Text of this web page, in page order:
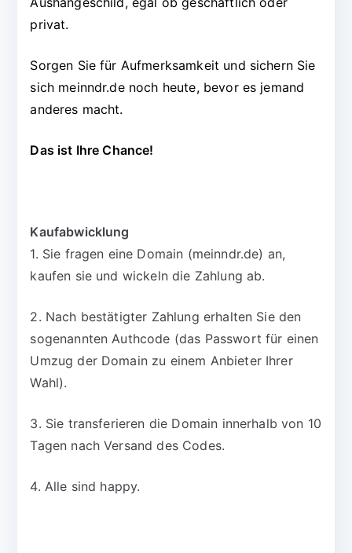
privat.
Sorgen Sie für Aufmerksamkeit und sichern Sie
sich meinndr.de noch heute, bevor es jemand
anderes macht.
Das ist Ihre Chance!
Kaufabwicklung
1. Sie fragen eine Domain (meinndr.de) an,
kaufen sie und wickeln die Zahlung ab.
2. Nach bestätigter Zahlung erhalten Sie den
sogenannten Authcode (das Passwort für einen
Umzug der Domain zu einem Anbieter Ihrer
Wahl).
3. Sie transferieren die Domain innerhalb von 10
Tagen nach Versand des Codes.
4. Alle sind happy.